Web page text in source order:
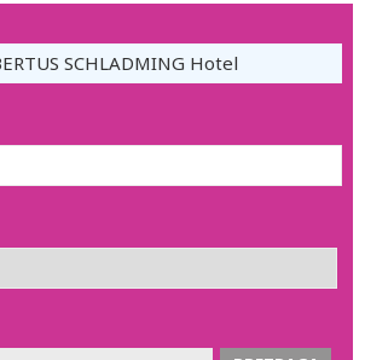
SCHLADMING Hotel